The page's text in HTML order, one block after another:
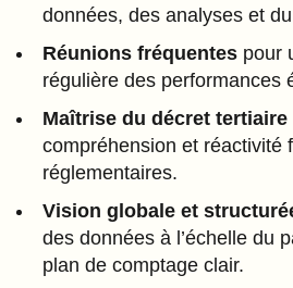
données, des analyses et
Réunions fréquentes pour
régulière des performances
Maîtrise du décret tertiaire
compréhension et réactivité
réglementaires.
Vision globale et
des données à l’échelle du
plan de comptage clair.